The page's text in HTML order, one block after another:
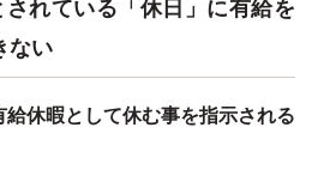
れている「休日」に有給を
ない
休暇として休む事を指示される